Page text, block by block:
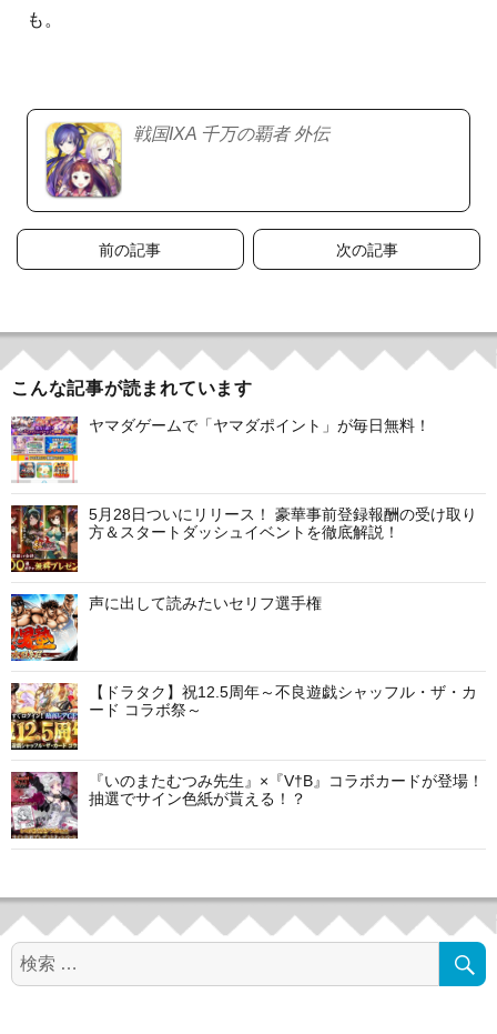
も。
戦国IXA 千万の覇者 外伝
ナ
ビ
ゲ
ー
シ
ョ
ン
前の記事 次の記事
こんな記事が読まれています
ヤマダゲームで「ヤマダポイント」が毎日無料！
5月28日ついにリリース！ 豪華事前登録報酬の受け取り
方＆スタートダッシュイベントを徹底解説！
声に出して読みたいセリフ選手権
【ドラタク】祝12.5周年～不良遊戯シャッフル・ザ・カ
ード コラボ祭～
『いのまたむつみ先生』×『V†B』コラボカードが登場！
抽選でサイン色紙が貰える！？
検
索